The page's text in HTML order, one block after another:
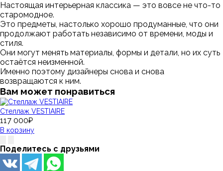
Настоящая интерьерная классика — это вовсе не что-то
старомодное.
Это предметы, настолько хорошо продуманные, что они
продолжают работать независимо от времени, моды и
стиля.
Они могут менять материалы, формы и детали, но их суть
остаётся неизменной.
Именно поэтому дизайнеры снова и снова
возвращаются к ним.
Вам может понравиться
Стеллаж VESTIAIRE
117 000₽
В корзину
Поделитесь с друзьями